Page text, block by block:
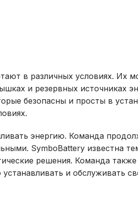
в различных условиях. Их
и резервных источниках
безопасны и просты в
энергию. Команда
SymboBattery известна
решения. Команда также
и обслуживать